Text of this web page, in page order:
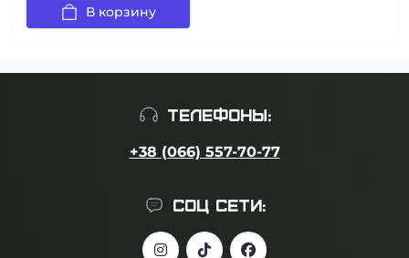
В корзину
ТЕЛЕФОНЫ:
+38 (066) 557-70-77
СОЦ СЕТИ: